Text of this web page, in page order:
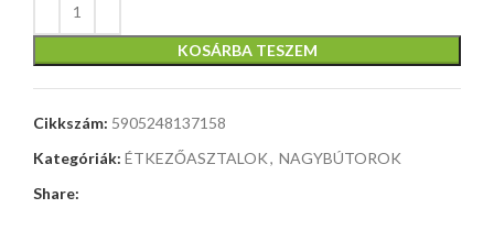
KOSÁRBA TESZEM
Cikkszám: 5905248137158
Kategóriák: ÉTKEZŐASZTALOK, NAGYBÚTOROK
Share: